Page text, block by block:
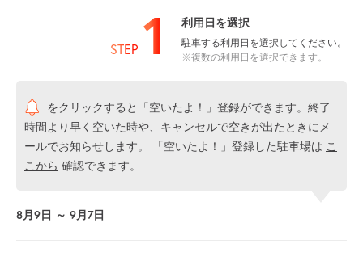
STEP 1 利用日を選択
駐車する利用日を選択してください。
※複数の利用日を選択できます。
をクリックすると「空いたよ！」登録ができます。終了
時間より早く空いた時や、キャンセルで空きが出たときにメ
ールでお知らせします。 「空いたよ！」登録した駐車場は こ
こから 確認できます。
8月9日 ～ 9月7日